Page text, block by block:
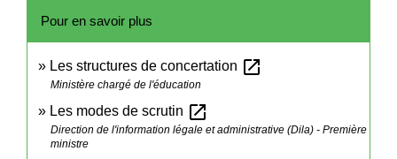
Pour en savoir plus
Les structures de concertation open_in_new
Ministère chargé de l'éducation
Les modes de scrutin open_in_new
Direction de l'information légale et administrative (Dila) - Première
ministre